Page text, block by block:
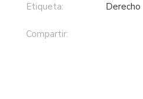
Etiqueta: derecho
Compartir: